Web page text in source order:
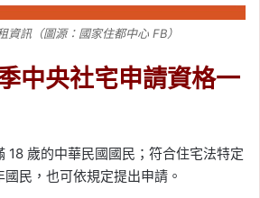
訊（圖源：國家住都中心 FB）
中央社宅申請資格一
18 歲的中華民國國民；符合住宅法特定
民，也可依規定提出申請。